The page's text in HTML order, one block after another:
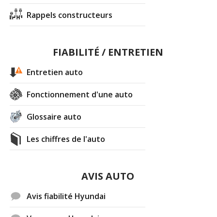
Rappels constructeurs
FIABILITÉ / ENTRETIEN
Entretien auto
Fonctionnement d'une auto
Glossaire auto
Les chiffres de l'auto
AVIS AUTO
Avis fiabilité Hyundai